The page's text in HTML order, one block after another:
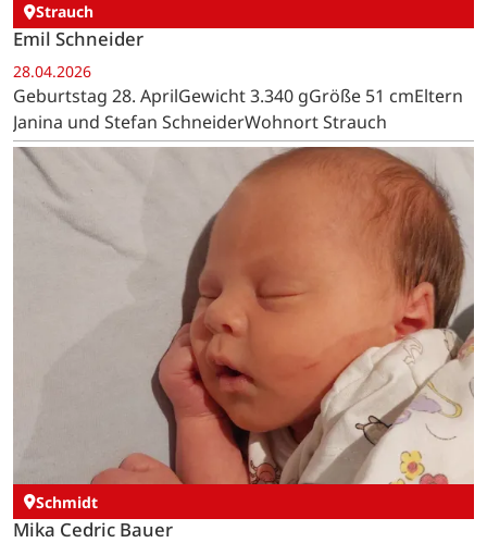
Strauch
Emil Schneider
28.04.2026
Geburtstag 28. AprilGewicht 3.340 gGröße 51 cmEltern
Janina und Stefan SchneiderWohnort Strauch
Schmidt
Mika Cedric Bauer